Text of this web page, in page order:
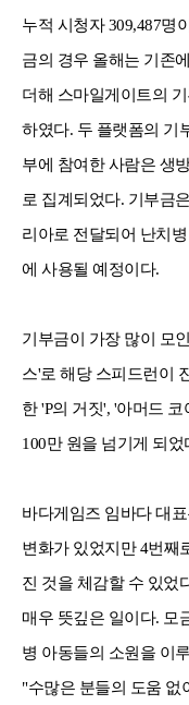
누적 시청자 309,487명
금의 경우 올해는 기존
더해 스마일게이트의
하였다. 두 플랫폼의 기
부에 참여한 사람은 생
로 집계되었다. 기부금
리아로 전달되어 난치
에 사용될 예정이다.
기부금이 가장 많이 모
스'로 해당 스피드런이
한 'P의 거짓', '아머드
100만 원을 넘기게 되었
바다게임즈 임바다 대
변화가 있었지만 4번째
진 것을 체감할 수 있었
매우 뜻깊은 일이다. 모
병 아동들의 소원을 이
"수많은 분들의 도움 없